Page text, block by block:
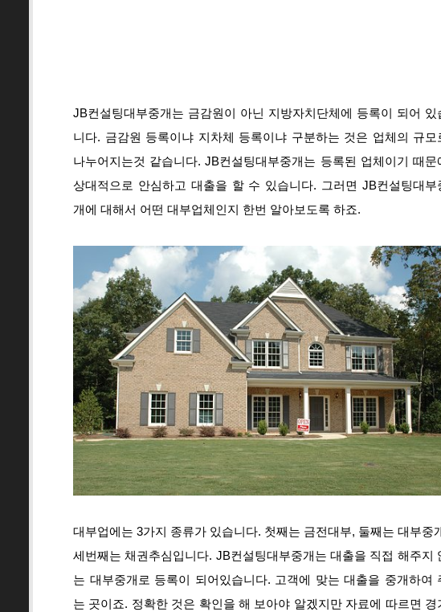
JB컨설팅대부중개는 금감원이 아닌 지방자치단체에 등록이 되어 있
니다. 금감원 등록이냐 지차체 등록이냐 구분하는 것은 업체의 규모
나누어지는것 같습니다. JB컨설팅대부중개는 등록된 업체이기 때문
상대적으로 안심하고 대출을 할 수 있습니다. 그러면 JB컨설팅대부
개에 대해서 어떤 대부업체인지 한번 알아보도록 하죠.
대부업에는 3가지 종류가 있습니다. 첫째는 금전대부, 둘째는 대부중
세번째는 채권추심입니다. JB컨설팅대부중개는 대출을 직접 해주지
는 대부중개로 등록이 되어있습니다. 고객에 맞는 대출을 중개하여
는 곳이죠. 정확한 것은 확인을 해 보아야 알겠지만 자료에 따르면 경